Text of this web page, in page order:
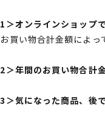
＞オンラインショップ
買い物合計金額によっ
＞年間のお買い物合計
＞気になった商品、後